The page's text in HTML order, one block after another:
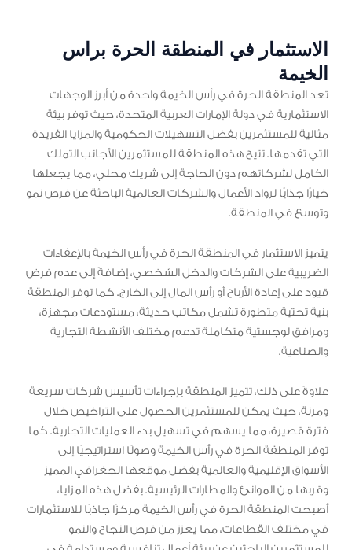
الاستثمار في المنطقة الحرة براس
الخيمة
تعد المنطقة الحرة في رأس الخيمة واحدة من أبرز الوجهات
الاستثمارية في دولة الإمارات العربية المتحدة، حيث توفر بيئة
مثالية للمستثمرين بفضل التسهيلات الحكومية والمزايا الفريدة
التي تقدمها. تتيح هذه المنطقة للمستثمرين الأجانب التملك
الكامل لشركاتهم دون الحاجة إلى شريك محلي، مما يجعلها
خيارًا جذابًا لرواد الأعمال والشركات العالمية الباحثة عن فرص نمو
وتوسع في المنطقة.
يتميز الاستثمار في المنطقة الحرة في رأس الخيمة بالإعفاءات
الضريبية على الشركات والدخل الشخصي، إضافةً إلى عدم فرض
قيود على إعادة الأرباح أو رأس المال إلى الخارج. كما توفر المنطقة
بنية تحتية متطورة تشمل مكاتب حديثة، مستودعات مجهزة،
ومرافق لوجستية متكاملة تدعم مختلف الأنشطة التجارية
والصناعية.
علاوةً على ذلك، تتميز المنطقة بإجراءات تأسيس شركات سريعة
ومرنة، حيث يمكن للمستثمرين الحصول على التراخيص خلال
فترة قصيرة، مما يسهم في تسهيل بدء العمليات التجارية. كما
توفر المنطقة الحرة في رأس الخيمة وصولًا استراتيجيًا إلى
الأسواق الإقليمية والعالمية بفضل موقعها الجغرافي المميز
وقربها من الموانئ والمطارات الرئيسية. بفضل هذه المزايا،
أصبحت المنطقة الحرة في رأس الخيمة مركزًا جاذبًا للاستثمارات
في مختلف القطاعات، مما يعزز من فرص النجاح والنمو